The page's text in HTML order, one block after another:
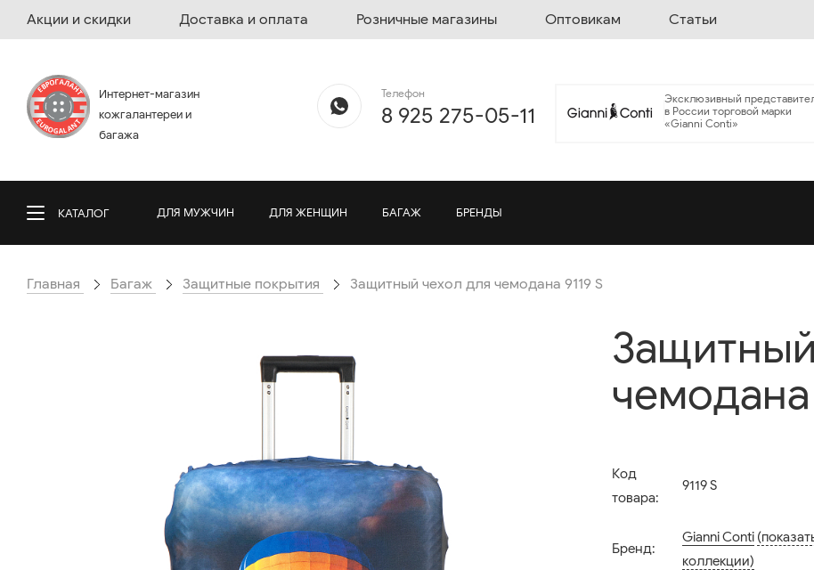
Акции и скидки Доставка и оплата Розничные магазины Оптовикам Статьи
Интернет-магазин
кожгалантереи и
багажа
Телефон
8 925 275-05-11
Эксклюзивный
в России торговой марки
«Gianni Conti»
КАТАЛОГ ДЛЯ МУЖЧИН ДЛЯ ЖЕНЩИН БАГАЖ БРЕНДЫ
Главная Багаж Защитные покрытия Защитный чехол для чемодана 9119 S
чемодана
Код
товара:
9119 S
Бренд:
Gianni Conti
коллекции)